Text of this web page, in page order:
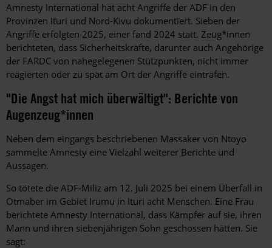
Amnesty International hat acht Angriffe der ADF in den
Provinzen Ituri und Nord-Kivu dokumentiert. Sieben der
Angriffe erfolgten 2025, einer fand 2024 statt. Zeug*innen
berichteten, dass Sicherheitskräfte, darunter auch Angehörige
der FARDC von nahegelegenen Stützpunkten, nicht immer
reagierten oder zu spät am Ort der Angriffe eintrafen.
"Die Angst hat mich überwältigt": Berichte von
Augenzeug*innen
Neben dem eingangs beschriebenen Massaker von Ntoyo
sammelte Amnesty eine Vielzahl weiterer Berichte und
Aussagen.
So tötete die ADF-Miliz am 12. Juli 2025 bei einem Überfall in
Otmaber im Gebiet Irumu in Ituri acht Menschen. Eine Frau
berichtete Amnesty International, dass Kämpfer auf sie, ihren
Mann und ihren siebenjährigen Sohn geschossen hätten. Sie
sagt: